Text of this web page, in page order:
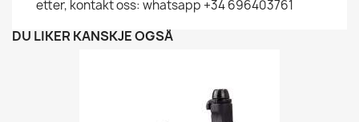
etter, kontakt oss: whatsapp +34 696403761
DU LIKER KANSKJE OGSÅ